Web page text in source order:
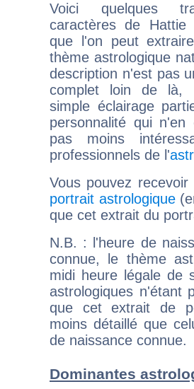
Voici quelques
caractères de Hattie
que l'on peut
thème astrologique
description n'est pas
complet loin de là,
simple éclairage
personnalité qui n'en
pas moins
professionnels de l'
Vous pouvez
portrait astrologique
que cet extrait du
N.B. : l'heure de
connue, le thème
midi heure légale de
astrologiques n'étant
que cet extrait de
moins détaillé que
de naissance connue.
Dominantes